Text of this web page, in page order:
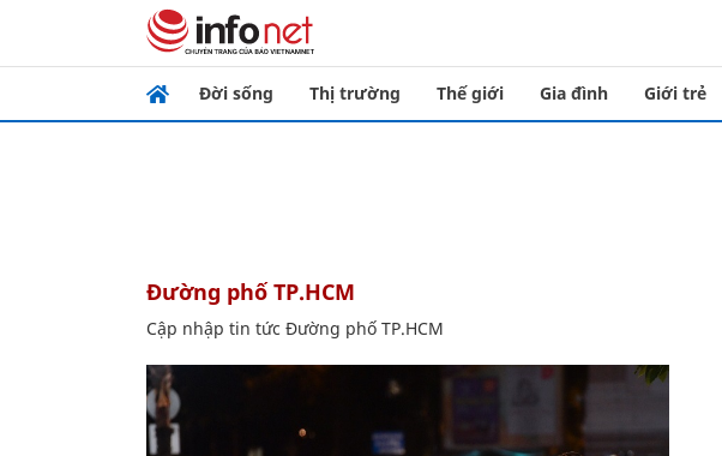
Đời sống Thị trường Thế giới Gia đình Giới trẻ
Đường phố TP.HCM
Cập nhập tin tức Đường phố TP.HCM